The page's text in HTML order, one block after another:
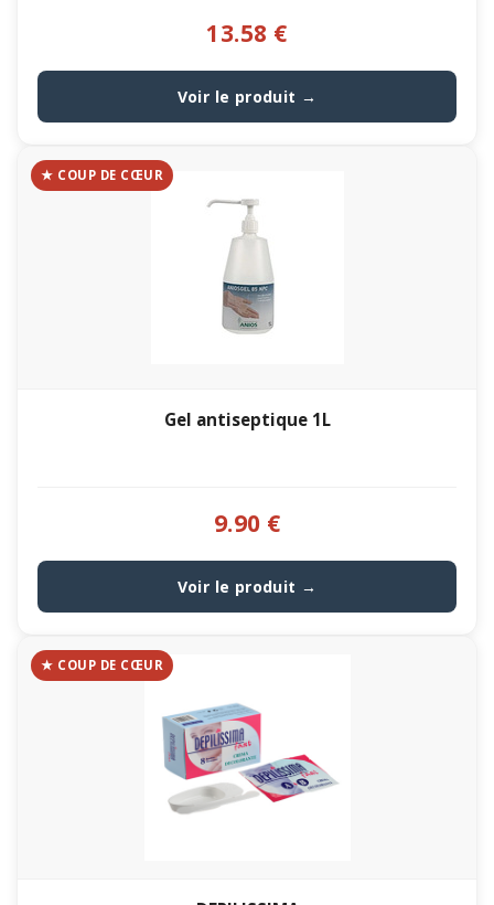
13.58 €
Voir le produit →
★ COUP DE CŒUR
Gel antiseptique 1L
9.90 €
Voir le produit →
★ COUP DE CŒUR